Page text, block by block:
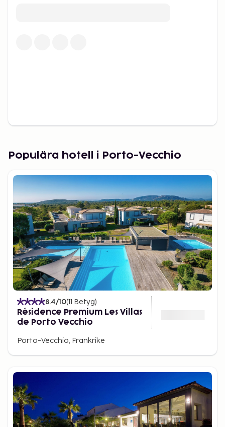
Populära hotell i Porto-Vecchio
8.4/10(11 Betyg)
Résidence Premium Les Villas
de Porto Vecchio
Porto-Vecchio, Frankrike